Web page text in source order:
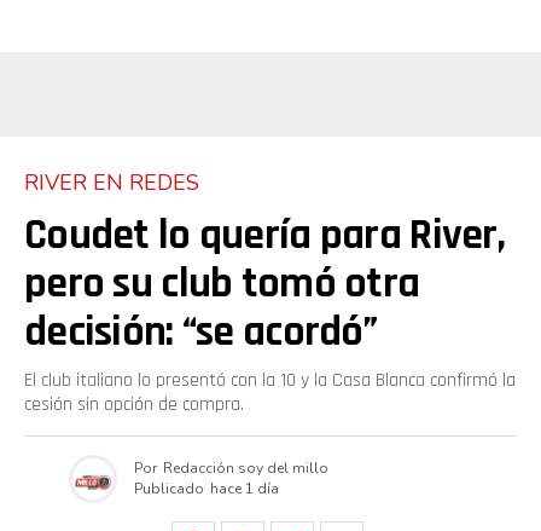
RIVER EN REDES
Coudet lo quería para River,
pero su club tomó otra
decisión: “se acordó”
El club italiano lo presentó con la 10 y la Casa Blanca confirmó la
cesión sin opción de compra.
Por Redacción soy del millo
Publicado hace 1 día